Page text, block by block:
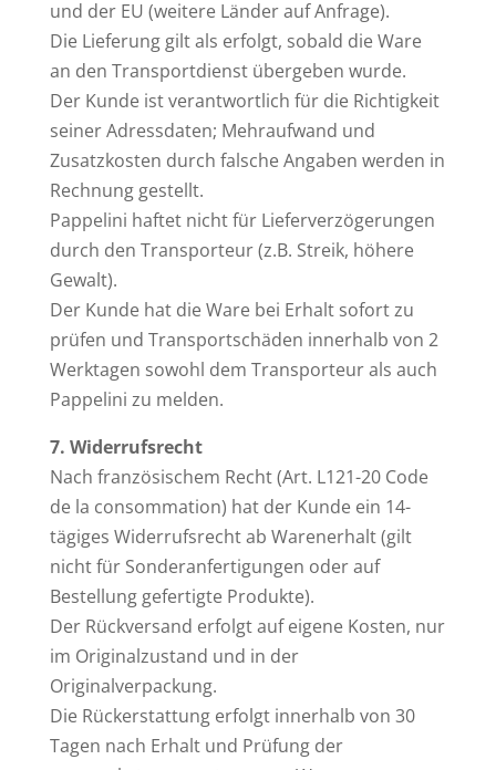
und der EU (weitere Länder auf Anfrage).
Die Lieferung gilt als erfolgt, sobald die Ware
an den Transportdienst übergeben wurde.
Der Kunde ist verantwortlich für die Richtigkeit
seiner Adressdaten; Mehraufwand und
Zusatzkosten durch falsche Angaben werden in
Rechnung gestellt.
Pappelini haftet nicht für Lieferverzögerungen
durch den Transporteur (z.B. Streik, höhere
Gewalt).
Der Kunde hat die Ware bei Erhalt sofort zu
prüfen und Transportschäden innerhalb von 2
Werktagen sowohl dem Transporteur als auch
Pappelini zu melden.
7. Widerrufsrecht
Nach französischem Recht (Art. L121-20 Code
de la consommation) hat der Kunde ein 14-
tägiges Widerrufsrecht ab Warenerhalt (gilt
nicht für Sonderanfertigungen oder auf
Bestellung gefertigte Produkte).
Der Rückversand erfolgt auf eigene Kosten, nur
im Originalzustand und in der
Originalverpackung.
Die Rückerstattung erfolgt innerhalb von 30
Tagen nach Erhalt und Prüfung der